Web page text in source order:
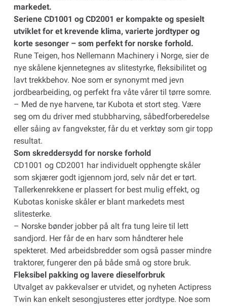
markedet.
Seriene CD1001 og CD2001 er kompakte og spesielt
utviklet for et krevende klima, varierte jordtyper og
korte sesonger – som perfekt for norske forhold.
Rune Teigen, hos Nellemann Machinery i Norge, sier de
nye skålene kjennetegnes av slitestyrke, fleksibilitet og
lavt trekkbehov. Noe som er synonymt med jevn
jordbearbeiding, og perfekt fra våte vårer til tørre somre.
– Med de nye harvene, tar Kubota et stort steg. Være
seg om du driver med stubbharving, såbedforberedelse
eller såing av fangvekster, får du et verktøy som gir topp
resultat.
Som skreddersydd for norske forhold
CD1001 og CD2001 har individuelt opphengte skåler
som skjærer godt igjennom jord, selv når det er tørt.
Tallerkenrekkene er plassert for best mulig effekt, og
Kubotas koniske skåler er blant markedets mest
slitesterke.
– Norske bønder jobber på alt fra tung leire til lett
sandjord. Her får de en harv som håndterer hele
spekteret. Med arbeidsbredder som også passer mindre
traktorer, fungerer den på både små og store bruk.
Fleksibel pakking og lavere dieselforbruk
Utvalget av pakkevalser er utvidet, og nyheten Actipress
Twin kan enkelt sesongjusteres etter jordtype. Noe som